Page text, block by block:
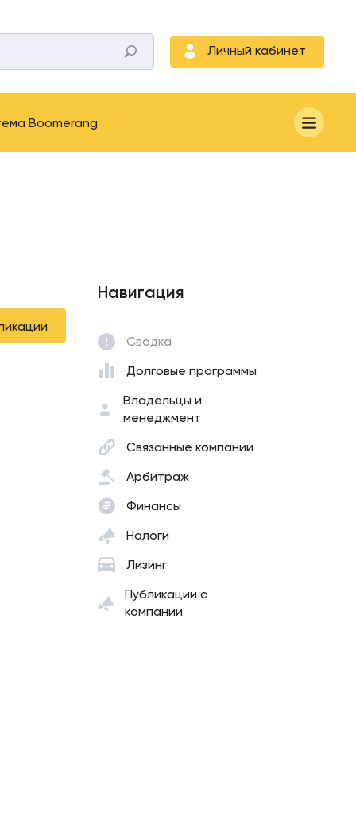
Личный кабинет
Boomerang
Навигация
Сводка
Долговые программы
Владельцы и
менеджмент
Связанные компании
Арбитраж
Финансы
Налоги
Лизинг
Публикации о
компании